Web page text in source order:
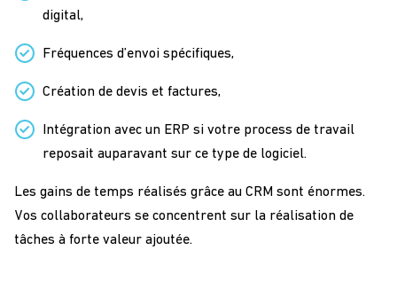
digital,
Fréquences d’envoi spécifiques,
Création de devis et factures,
Intégration avec un ERP si votre process de travail
reposait auparavant sur ce type de logiciel.
Les gains de temps réalisés grâce au CRM sont énormes.
Vos collaborateurs se concentrent sur la réalisation de
tâches à forte valeur ajoutée.